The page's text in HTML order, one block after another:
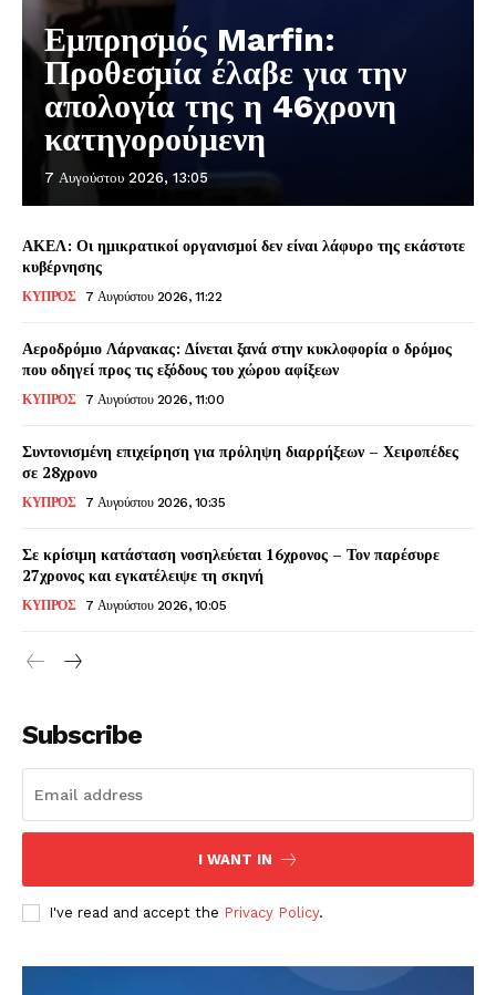
Εμπρησμός Marfin:
Προθεσμία έλαβε για την
απολογία της η 46χρονη
κατηγορούμενη
7 Αυγούστου 2026, 13:05
ΑΚΕΛ: Οι ημικρατικοί οργανισμοί δεν είναι λάφυρο της εκάστοτε
κυβέρνησης
ΚΥΠΡΟΣ 7 Αυγούστου 2026, 11:22
Αεροδρόμιο Λάρνακας: Δίνεται ξανά στην κυκλοφορία ο δρόμος
που οδηγεί προς τις εξόδους του χώρου αφίξεων
ΚΥΠΡΟΣ 7 Αυγούστου 2026, 11:00
Συντονισμένη επιχείρηση για πρόληψη διαρρήξεων – Χειροπέδες
σε 28χρονο
ΚΥΠΡΟΣ 7 Αυγούστου 2026, 10:35
Σε κρίσιμη κατάσταση νοσηλεύεται 16χρονος – Τον παρέσυρε
27χρονος και εγκατέλειψε τη σκηνή
ΚΥΠΡΟΣ 7 Αυγούστου 2026, 10:05
Subscribe
I WANT IN
I've read and accept the Privacy Policy.